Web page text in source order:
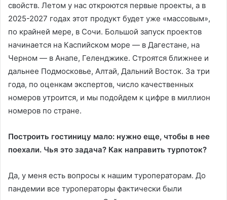
свойств. Летом у нас откроются первые проекты, а в
2025-2027 годах этот продукт будет уже «массовым»,
по крайней мере, в Сочи. Большой запуск проектов
начинается на Каспийском море — в Дагестане, на
Черном — в Анапе, Геленджике. Строятся ближнее и
дальнее Подмосковье, Алтай, Дальний Восток. За три
года, по оценкам экспертов, число качественных
номеров утроится, и мы подойдем к цифре в миллион
номеров по стране.
Построить гостиницу мало: нужно еще, чтобы в нее
поехали. Чья это задача? Как направить турпоток?
Да, у меня есть вопросы к нашим туроператорам. До
пандемии все туроператоры фактически были